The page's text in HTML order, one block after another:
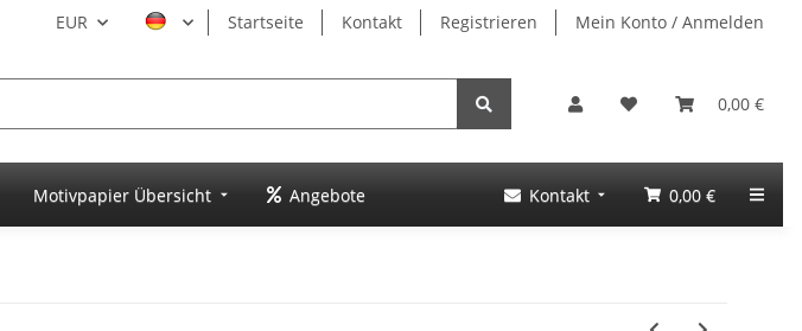
EUR Startseite Kontakt Registrieren Mein Konto / Anmelden
0,00 €
Motivpapier Übersicht Angebote Kontakt 0,00 €